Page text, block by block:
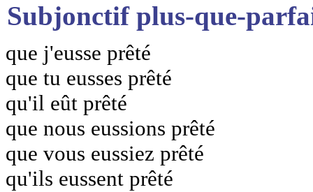
Subjonctif plus-que-
que j'eusse prêté
que tu eusses prêté
qu'il eût prêté
que nous eussions prêté
que vous eussiez prêté
qu'ils eussent prêté